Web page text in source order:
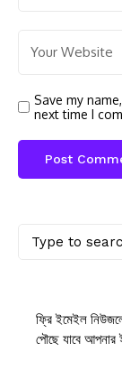
Save my
next time I
ফ্রি ইমেইল
পৌছে যাবে আপনার